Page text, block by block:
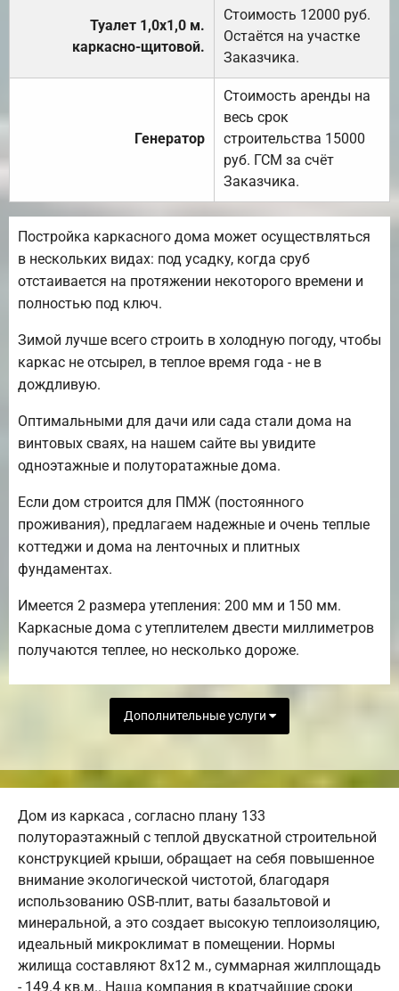
Туалет 1,0х1,0 м.
каркасно-щитовой.
Стоимость 12000 руб.
Остаётся на участке
Заказчика.
Генератор
Стоимость аренды на
весь срок
строительства 15000
руб. ГСМ за счёт
Заказчика.
Постройка каркасного дома может осуществляться
в нескольких видах: под усадку, когда сруб
отстаивается на протяжении некоторого времени и
полностью под ключ.
Зимой лучше всего строить в холодную погоду, чтобы
каркас не отсырел, в теплое время года - не в
дождливую.
Оптимальными для дачи или сада стали дома на
винтовых сваях, на нашем сайте вы увидите
одноэтажные и полуторатажные дома.
Если дом строится для ПМЖ (постоянного
проживания), предлагаем надежные и очень теплые
коттеджи и дома на ленточных и плитных
фундаментах.
Имеется 2 размера утепления: 200 мм и 150 мм.
Каркасные дома с утеплителем двести миллиметров
получаются теплее, но несколько дороже.
Дополнительные услуги
Дом из каркаса , согласно плану 133
полутораэтажный с теплой двускатной строительной
конструкцией крыши, обращает на себя повышенное
внимание экологической чистотой, благодаря
использованию OSB-плит, ваты базальтовой и
минеральной, а это создает высокую теплоизоляцию,
идеальный микроклимат в помещении. Нормы
жилища составляют 8х12 м., суммарная жилплощадь
- 149.4 кв.м.. Наша компания в кратчайшие сроки